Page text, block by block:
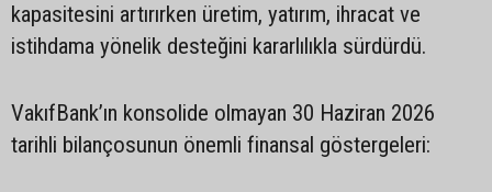
kapasitesini artırırken üretim, yatırım, ihracat ve
istihdama yönelik desteğini kararlılıkla sürdürdü.
VakıfBank’ın konsolide olmayan 30 Haziran 2026
tarihli bilançosunun önemli finansal göstergeleri: